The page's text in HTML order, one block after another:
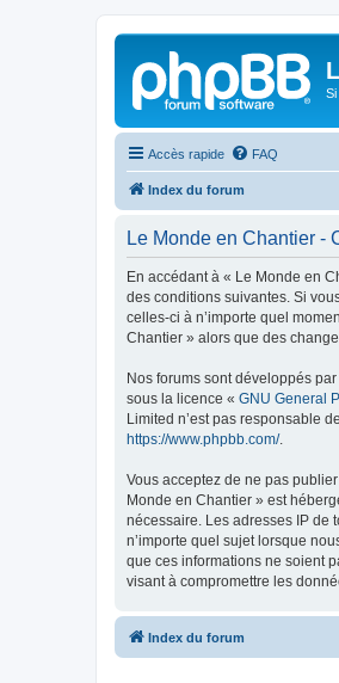
Accès rapide FAQ
Index du forum
Le Monde en Chantier -
En accédant à « Le Monde en
des conditions suivantes. Si
celles-ci à n’importe quel
Chantier » alors que des
Nos forums sont développés
sous la licence « GNU General
Limited n’est pas responsable
https://www.phpbb.com/.
Vous acceptez de ne pas
Monde en Chantier » est
nécessaire. Les adresses IP de
n’importe quel sujet lorsque
que ces informations ne soient
visant à compromettre les
Index du forum